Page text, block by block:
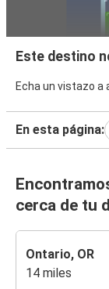
Este destino
Echa un vistazo a
En esta página:
cerca de tu
Ontario, OR
14 miles